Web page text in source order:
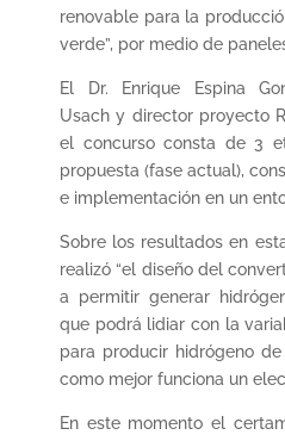
renovable para la
verde”, por medio de
El Dr. Enrique Espina
Usach y director proyecto
el concurso consta de 3
propuesta (fase actual),
e implementación en un
Sobre los resultados en
realizó “el diseño del
a permitir generar
que podrá lidiar con la
para producir hidrógeno
como mejor funciona un
En este momento el